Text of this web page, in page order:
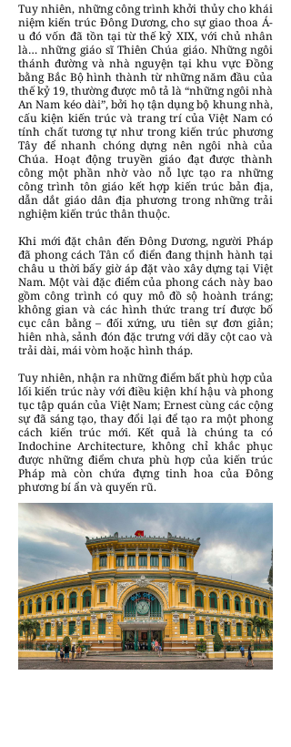
Tuy nhiên, những công trình khởi thủy cho khái
niệm kiến trúc Đông Dương, cho sự giao thoa Á-
u đó vốn đã tồn tại từ thế kỷ XIX, với chủ nhân
là… những giáo sĩ Thiên Chúa giáo. Những ngôi
thánh đường và nhà nguyện tại khu vực Đồng
bằng Bắc Bộ hình thành từ những năm đầu của
thế kỷ 19, thường được mô tả là “những ngôi nhà
An Nam kéo dài”, bởi họ tận dụng bộ khung nhà,
cấu kiện kiến trúc và trang trí của Việt Nam có
tính chất tương tự như trong kiến trúc phương
Tây để nhanh chóng dựng nên ngôi nhà của
Chúa. Hoạt động truyền giáo đạt được thành
công một phần nhờ vào nỗ lực tạo ra những
công trình tôn giáo kết hợp kiến trúc bản địa,
dẫn dắt giáo dân địa phương trong những trải
nghiệm kiến trúc thân thuộc.
Khi mới đặt chân đến Đông Dương, người Pháp
đã phong cách Tân cổ điển đang thịnh hành tại
châu u thời bấy giờ áp đặt vào xây dựng tại Việt
Nam. Một vài đặc điểm của phong cách này bao
gồm công trình có quy mô đồ sộ hoành tráng;
không gian và các hình thức trang trí được bố
cục cân bằng – đối xứng, ưu tiên sự đơn giản;
hiên nhà, sảnh đón đặc trưng với dãy cột cao và
trải dài, mái vòm hoặc hình tháp.
Tuy nhiên, nhận ra những điểm bất phù hợp của
lối kiến trúc này với điều kiện khí hậu và phong
tục tập quán của Việt Nam; Ernest cùng các cộng
sự đã sáng tạo, thay đổi lại để tạo ra một phong
cách kiến trúc mới. Kết quả là chúng ta có
Indochine Architecture, không chỉ khắc phục
được những điểm chưa phù hợp của kiến trúc
Pháp mà còn chứa đựng tinh hoa của Đông
phương bí ẩn và quyến rũ.